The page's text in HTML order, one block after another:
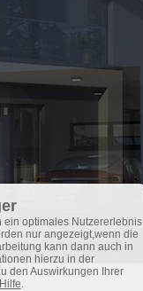
ein optimales Nutzererlebnis
nur angezeigt,wenn die
kann dann auch in
hierzu in der
den Auswirkungen Ihrer
Hilfe